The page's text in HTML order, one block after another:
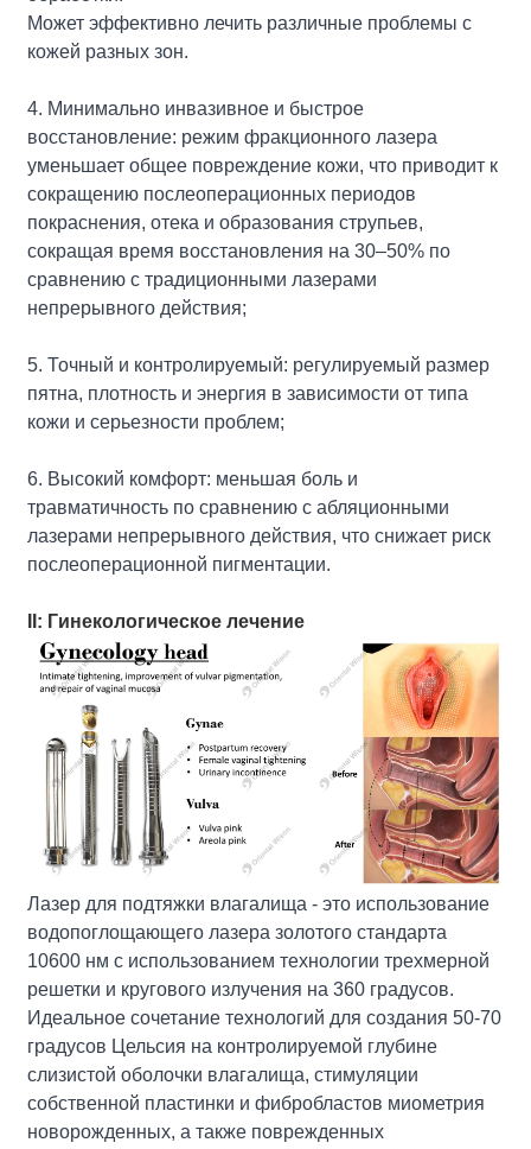
Может эффективно лечить различные проблемы с
кожей разных зон.
4. Минимально инвазивное и быстрое
восстановление: режим фракционного лазера
уменьшает общее повреждение кожи, что приводит к
сокращению послеоперационных периодов
покраснения, отека и образования струпьев,
сокращая время восстановления на 30–50% по
сравнению с традиционными лазерами
непрерывного действия;
5. Точный и контролируемый: регулируемый размер
пятна, плотность и энергия в зависимости от типа
кожи и серьезности проблем;
6. Высокий комфорт: меньшая боль и
травматичность по сравнению с абляционными
лазерами непрерывного действия, что снижает риск
послеоперационной пигментации.
II: Гинекологическое лечение
Лазер для подтяжки влагалища - это использование
водопоглощающего лазера золотого стандарта
10600 нм с использованием технологии трехмерной
решетки и кругового излучения на 360 градусов.
Идеальное сочетание технологий для создания 50-70
градусов Цельсия на контролируемой глубине
слизистой оболочки влагалища, стимуляции
собственной пластинки и фибробластов миометрия
новорожденных, а также поврежденных